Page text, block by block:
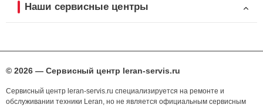
Наши сервисные центры
© 2026 — Сервисный центр leran-servis.ru
Сервисный центр leran-servis.ru специализируется на ремонте и
обслуживании техники Leran, но не является официальным сервисным